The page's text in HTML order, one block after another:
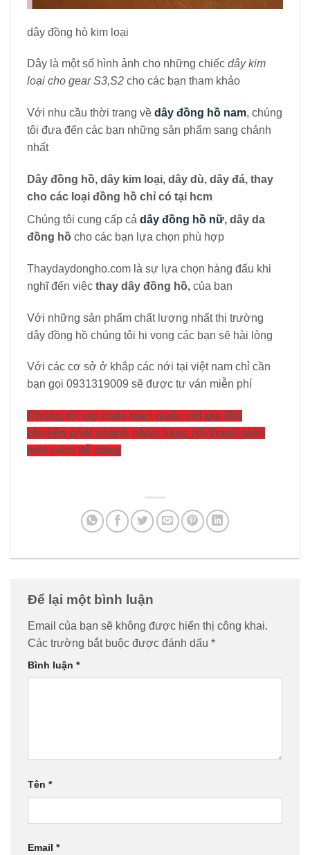
dây đồng hò kim loại
Dây là một số hình ảnh cho những chiếc dây kim
loại cho gear S3,S2 cho các bạn tham khảo
Với nhu cầu thời trang về dây đồng hồ nam, chúng
tôi đưa đến các bạn những sản phẩm sang chảnh
nhất
Dây đồng hồ, dây kim loại, dây dù, dây đá, thay
cho các loại đồng hồ chỉ có tại hcm
Chúng tôi cung cấp cả dây đồng hồ nữ, dây da
đồng hồ cho các bạn lựa chọn phù hợp
Thaydaydongho.com là sự lựa chọn hàng đấu khi
nghĩ đến việc thay dây đồng hồ, của bạn
Với những sản phẩm chất lượng nhất thị trường
dây đồng hồ chúng tôi hi vọng các bạn sẽ hài lòng
Với các cơ sở ở khắp các nới tại việt nam chỉ cần
bạn gọi 0931319009 sẽ được tư ván miễn phí
Chúng tôi sip code toàn quốc với giá 30k
chuyển phát nhanh nhận hàng rồi thanh toán
một cách dễ dàng
Để lại một bình luận
Email của bạn sẽ không được hiển thị công khai.
Các trường bắt buộc được đánh dấu *
Bình luận *
Tên *
Email *